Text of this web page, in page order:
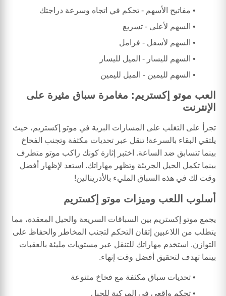
مفاتيح الأسهم - تحكم في اتجاه وسرعة دراجتك
السهم لأعلى - تسريع
السهم لأسفل - فرامل
السهم لليسار - الميل لليسار
السهم لليمين - الميل لليمين
العب موتو إكستريم: مغامرة سباق مثيرة على
الإنترنت
تجرأ على التغلب على المسارات البرية في موتو إكستريم، حيث
يلتقي البقاء بالسرعة! تنقل عبر تحديات مكثفة وتجنب الفخاخ
بينما تتسابق ضد الساعة. اختبر إثارة كونك راكب موتو متطرف
بينما تكمل الحيل الجريئة وتظهر مهاراتك. استعد لإظهار أفضل
وقت لك في هذه السباق المليء بالأدرينالين!
أسلوب اللعب وميزات موتو إكستريم
يجمع موتو إكستريم بين السباقات السريعة والحيل المعقدة، مما
يتطلب من اللاعبين إتقان التحكم لتجنب المخاطر والحفاظ على
التوازن. استخدم مهاراتك للتنقل عبر مستويات مليئة بالعقبات
بينما تهدف لتحقيق أفضل وقت إنهاء.
تحديات سباق مكثفة مع فخاخ متنوعة
تحكم واقعي في المركبة للحيل